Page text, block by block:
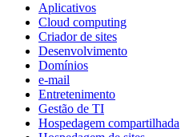
Aplicativos
Cloud computing
Criador de sites
Desenvolvimento
Domínios
e-mail
Entretenimento
Gestão de TI
Hospedagem compartilhada